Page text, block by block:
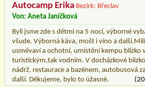
Autocamp Erika Bezirk: Břeclav
Von: Aneta Janíčková
Byli jsme zde s dětmi na 5 nocí, výborné
všude. Výborná káva, mošt i víno a
usměvaví a ochotní, umístění kempu blízko
turistickým,tak vodním. V docházkové
nádrž, restaurace a bazénem, autobusová
další. Děkujeme, bylo to úžasné.